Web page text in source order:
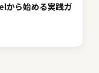
から始める実践ガ